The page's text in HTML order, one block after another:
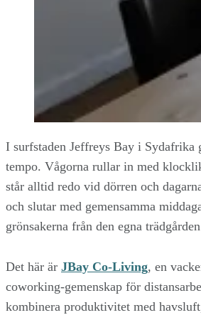
I surfstaden Jeffreys Bay i Sydafrika
tempo. Vågorna rullar in med
står alltid redo vid dörren och
och slutar med gemensamma
grönsakerna från den egna
Det här är JBay Co-Living, en
coworking-gemenskap för
kombinera produktivitet med